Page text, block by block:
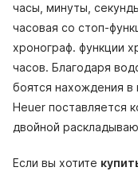
часы, минуты,
часовая со стоп-
хронограф. функции
часов. Благодаря
боятся нахождения в
Heuer поставляется
двойной
Если вы хотите